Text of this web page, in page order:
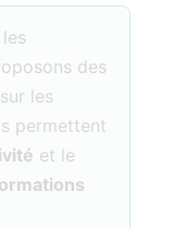
des
les
permettent
et le